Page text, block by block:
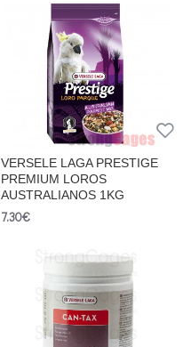
VERSELE LAGA PRESTIGE
PREMIUM LOROS
AUSTRALIANOS 1KG
7.30€